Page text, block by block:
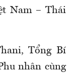
Nam – Thái
Tổng Bí
nhân cùng